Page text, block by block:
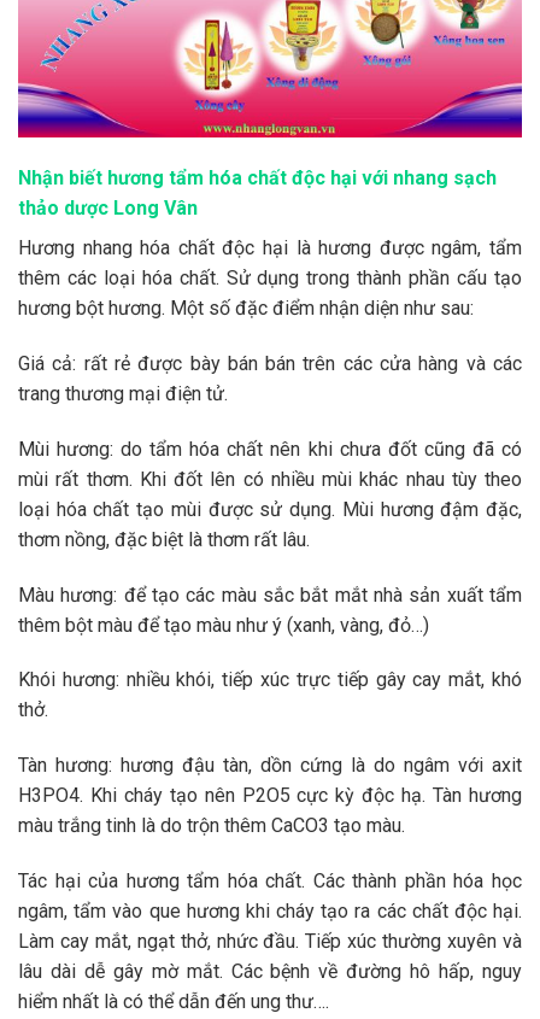
Nhận biết hương tẩm hóa chất độc hại với nhang sạch
thảo dược Long Vân
Hương nhang hóa chất độc hại là hương được ngâm, tẩm
thêm các loại hóa chất. Sử dụng trong thành phần cấu tạo
hương bột hương. Một số đặc điểm nhận diện như sau:
Giá cả: rất rẻ được bày bán bán trên các cửa hàng và các
trang thương mại điện tử.
Mùi hương: do tẩm hóa chất nên khi chưa đốt cũng đã có
mùi rất thơm. Khi đốt lên có nhiều mùi khác nhau tùy theo
loại hóa chất tạo mùi được sử dụng. Mùi hương đậm đặc,
thơm nồng, đặc biệt là thơm rất lâu.
Màu hương: để tạo các màu sắc bắt mắt nhà sản xuất tẩm
thêm bột màu để tạo màu như ý (xanh, vàng, đỏ…)
Khói hương: nhiều khói, tiếp xúc trực tiếp gây cay mắt, khó
thở.
Tàn hương: hương đậu tàn, dồn cứng là do ngâm với axit
H3PO4. Khi cháy tạo nên P2O5 cực kỳ độc hạ. Tàn hương
màu trắng tinh là do trộn thêm CaCO3 tạo màu.
Tác hại của hương tẩm hóa chất. Các thành phần hóa học
ngâm, tẩm vào que hương khi cháy tạo ra các chất độc hại.
Làm cay mắt, ngạt thở, nhức đầu. Tiếp xúc thường xuyên và
lâu dài dễ gây mờ mắt. Các bệnh về đường hô hấp, nguy
hiểm nhất là có thể dẫn đến ung thư….